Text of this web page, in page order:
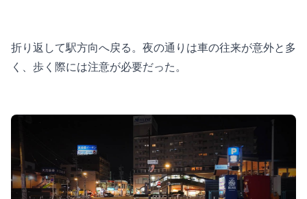
折り返して駅方向へ戻る。夜の通りは車の往来が意外と多
く、歩く際には注意が必要だった。